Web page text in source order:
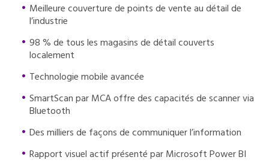
Meilleure couverture de points de vente au détail de
l’industrie
98 % de tous les magasins de détail couverts
localement
Technologie mobile avancée
SmartScan par MCA offre des capacités de scanner via
Bluetooth
Des milliers de façons de communiquer l’information
Rapport visuel actif présenté par Microsoft Power BI